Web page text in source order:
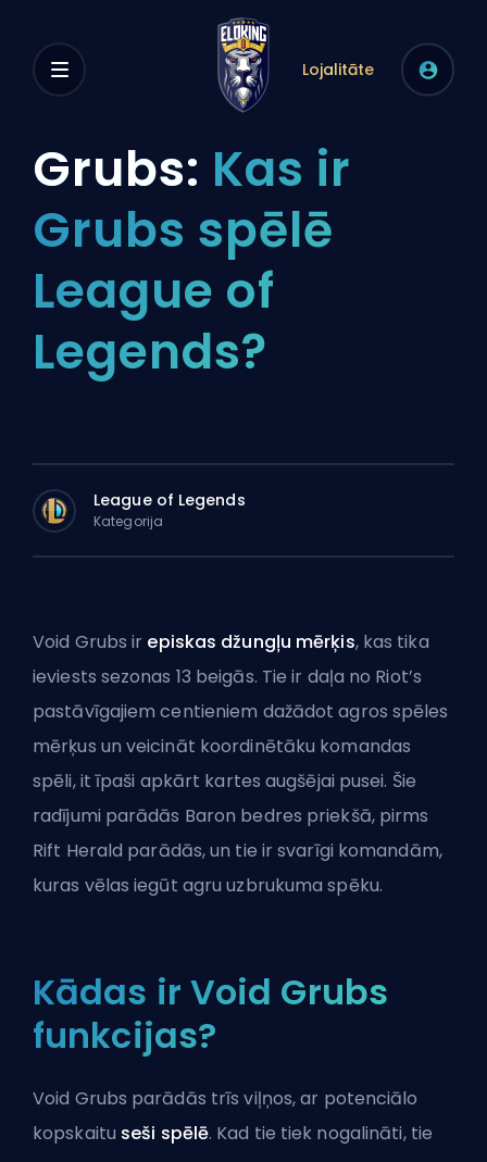
Lojalitāte
Grubs: Kas ir
Grubs spēlē
League of
Legends?
League of Legends
Kategorija
Void Grubs ir episkas džungļu mērķis, kas tika
ieviests sezonas 13 beigās. Tie ir daļa no Riot’s
pastāvīgajiem centieniem dažādot agros spēles
mērķus un veicināt koordinētāku komandas
spēli, it īpaši apkārt kartes augšējai pusei. Šie
radījumi parādās Baron bedres priekšā, pirms
Rift Herald parādās, un tie ir svarīgi komandām,
kuras vēlas iegūt agru uzbrukuma spēku.
Kādas ir Void Grubs
funkcijas?
Void Grubs parādās trīs viļņos, ar potenciālo
kopskaitu seši spēlē. Kad tie tiek nogalināti, tie